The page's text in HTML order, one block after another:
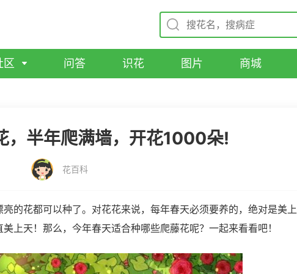
区 问答 识花 图片 商城
，半年爬满墙，开花1000朵!
花百科
的花都可以种了。对花花来说，每年春天必须要养的，绝对是美上
上天！那么，今年春天适合种哪些爬藤花呢？一起来看看吧！